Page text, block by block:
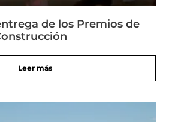
de los Premios de
Leer más